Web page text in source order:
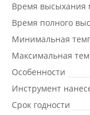
Время высыхания
Время полного
Минимальная
Максимальная
Особенности
Инструмент
Срок годности